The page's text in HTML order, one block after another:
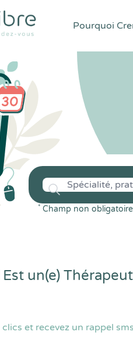
Pourquoi
* Champ non
Est un(e)
et recevez un rappel